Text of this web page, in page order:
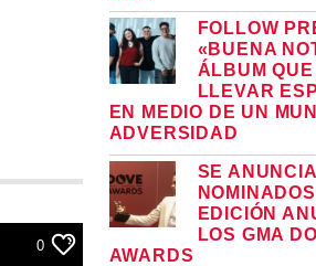
0
FOLLOW
«BUENA
ÁLBUM
LLEVAR
EN MEDIO DE UN
ADVERSIDAD
SE
EDICIÓN
LOS GMA
AWARDS